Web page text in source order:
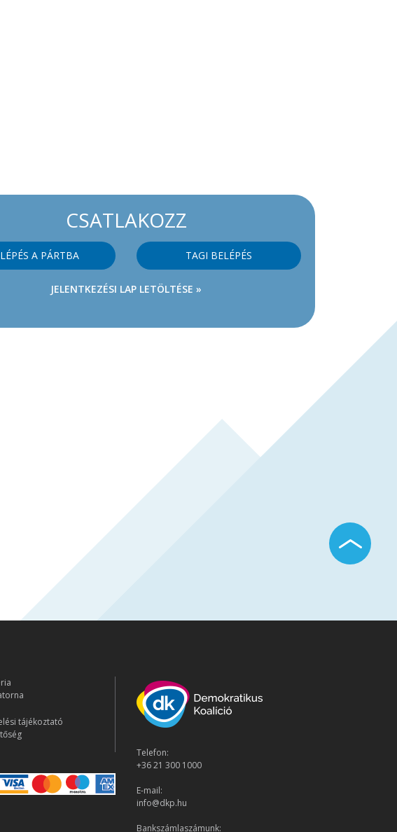
CSATLAKOZZ
A PÁRTBA TAGI BELÉPÉS
JELENTKEZÉSI LAP LETÖLTÉSE »
tájékoztató
Telefon:
+36 21 300 1000
E-mail:
info@dkp.hu
Bankszámlaszámunk: